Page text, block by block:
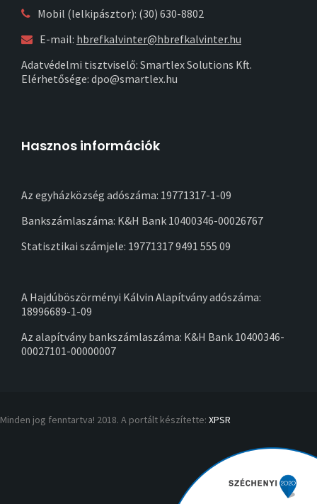
Mobil (lelkipásztor): (30) 630-8802
E-mail: hbrefkalvinter@hbrefkalvinter.hu
Adatvédelmi tisztviselő: Smartlex Solutions Kft.
Elérhetősége: dpo@smartlex.hu
Hasznos információk
Az egyházközség adószáma: 19771317-1-09
Bankszámlaszáma: K&H Bank 10400346-00026767
Statisztikai számjele: 19771317 9491 555 09
A Hajdúböszörményi Kálvin Alapítvány adószáma:
18996689-1-09
Az alapítvány bankszámlaszáma: K&H Bank 10400346-
00027101-00000007
Minden jog fenntartva! 2018. A portált készítette: XPSR